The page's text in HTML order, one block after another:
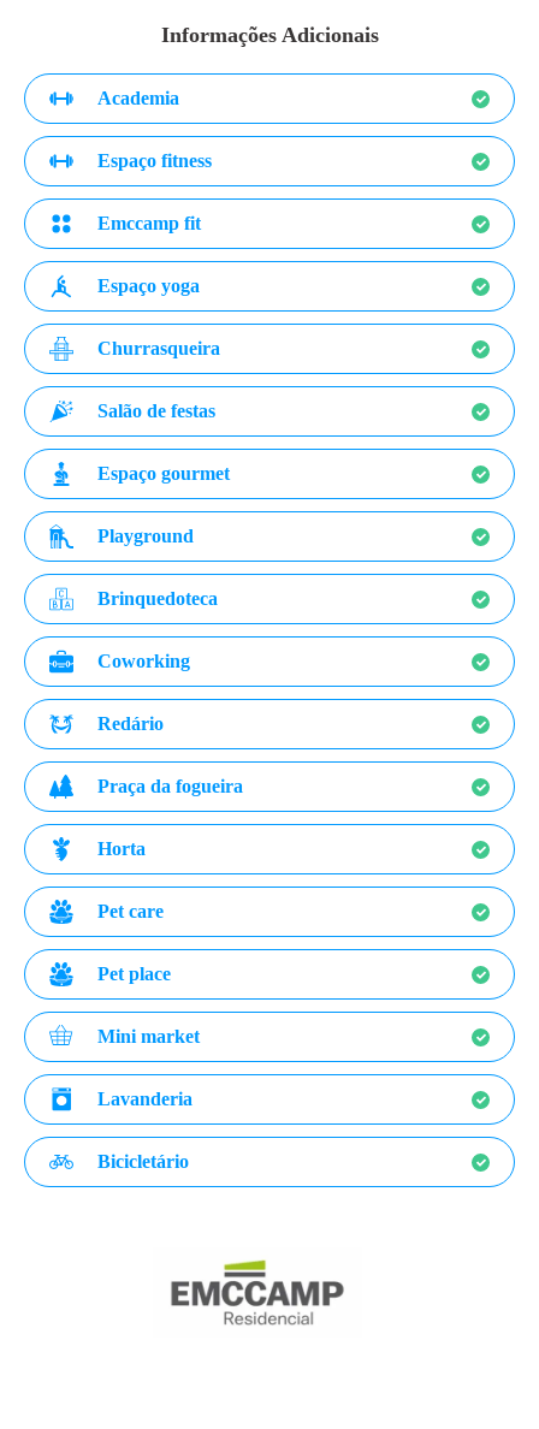
Informações Adicionais
Academia
Espaço fitness
Emccamp fit
Espaço yoga
Churrasqueira
Salão de festas
Espaço gourmet
Playground
Brinquedoteca
Coworking
Redário
Praça da fogueira
Horta
Pet care
Pet place
Mini market
Lavanderia
Bicicletário